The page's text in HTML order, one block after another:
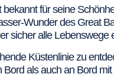
für seine
Wunder des Great
sicher alle Lebenswege
Küstenlinie zu
als auch an Bord